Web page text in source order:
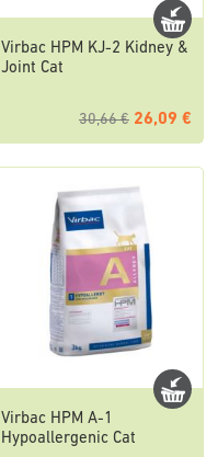
Virbac HPM KJ-2 Kidney &
Joint Cat
30,66 € 26,09 €
Virbac HPM A-1
Hypoallergenic Cat